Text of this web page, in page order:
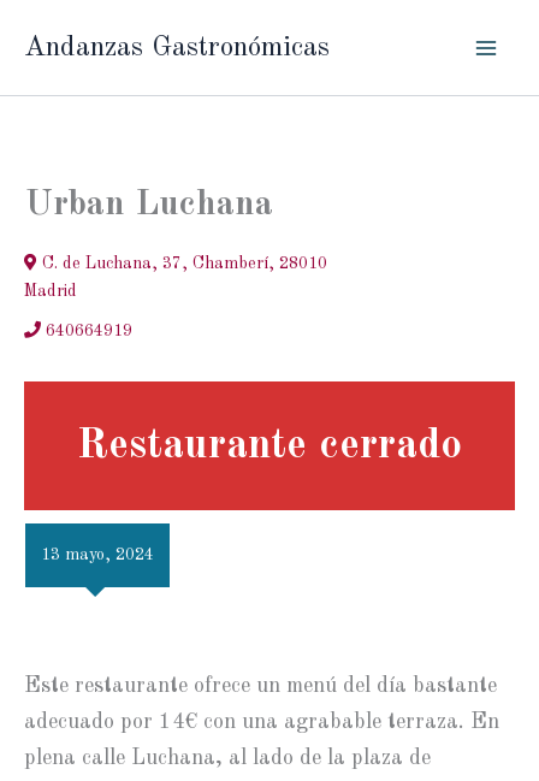
Andanzas Gastronómicas
Urban Luchana
C. de Luchana, 37, Chamberí, 28010
Madrid
640664919
Restaurante cerrado
13 mayo, 2024
Este restaurante ofrece un menú del día bastante
adecuado por 14€ con una agrabable terraza. En
plena calle Luchana, al lado de la plaza de